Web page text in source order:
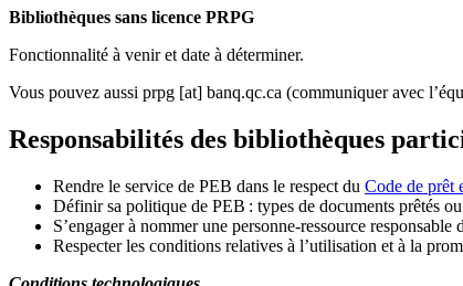
Bibliothèques sans licence PRPG
Fonctionnalité à venir et date à déterminer.
Vous pouvez aussi prpg [at] banq.qc.ca (communiquer avec
Responsabilités des bibliothèques
Rendre le service de PEB dans le respect du Code de prêt
Définir sa politique de PEB : types de documents prêtés
S’engager à nommer une personne-ressource responsable
Respecter les conditions relatives à l’utilisation et à la